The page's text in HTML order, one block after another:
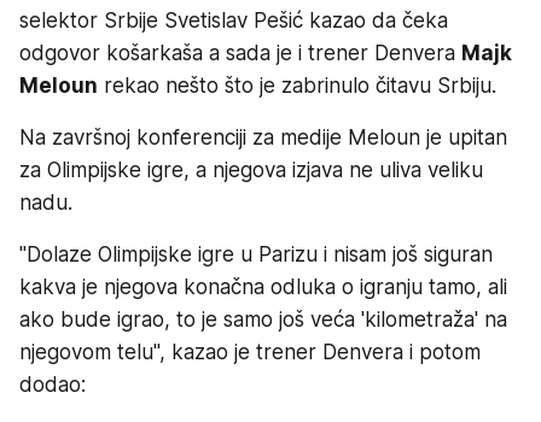
selektor Srbije Svetislav Pešić kazao da čeka
odgovor košarkaša a sada je i trener Denvera Majk
Meloun rekao nešto što je zabrinulo čitavu Srbiju.
Na završnoj konferenciji za medije Meloun je upitan
za Olimpijske igre, a njegova izjava ne uliva veliku
nadu.
"Dolaze Olimpijske igre u Parizu i nisam još siguran
kakva je njegova konačna odluka o igranju tamo, ali
ako bude igrao, to je samo još veća 'kilometraža' na
njegovom telu", kazao je trener Denvera i potom
dodao: